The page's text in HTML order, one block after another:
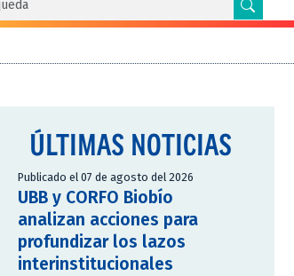
ÚLTIMAS NOTICIAS
Publicado el 07 de agosto del 2026
UBB y CORFO Biobío
analizan acciones para
profundizar los lazos
interinstitucionales